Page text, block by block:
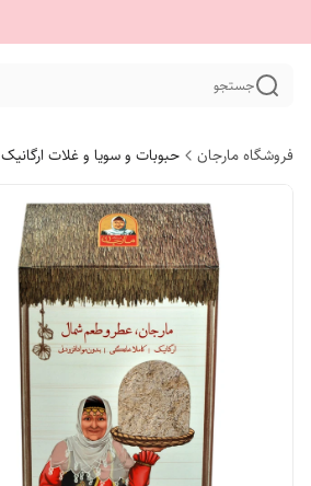
جستجو
فروشگاه مارجان حبوبات و سویا و غلات ارگانیک